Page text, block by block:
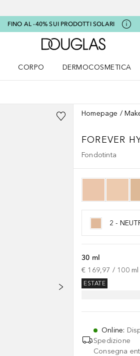
FINO AL -40% SUI PRODOTTI SOLARI
A Douglas
CORPO
DERMOCOSMETICA
Homepage
FOREVER
Fondotinta
2 -
30 ml
€ 169,97 / 100 ml
ESTATE
Online:
Spedizione
Consegna